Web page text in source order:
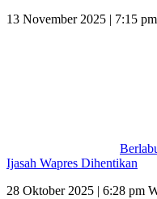
13 November 2025 | 7:15
Ijasah Wapres Dihentikan
28 Oktober 2025 | 6:28 pm